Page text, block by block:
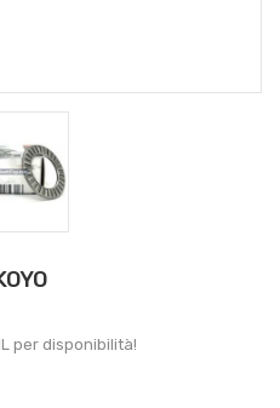
per disponibilità!